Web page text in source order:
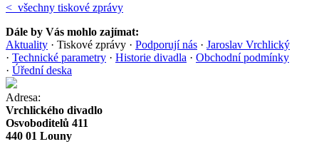
< všechny tiskové zprávy
Dále by Vás mohlo zajímat:
Aktuality · Tiskové zprávy · Podporují nás · Jaroslav Vrchlický
· Technické parametry · Historie divadla · Obchodní podmínky
· Úřední deska
Adresa:
Vrchlického divadlo
Osvoboditelů 411
440 01 Louny